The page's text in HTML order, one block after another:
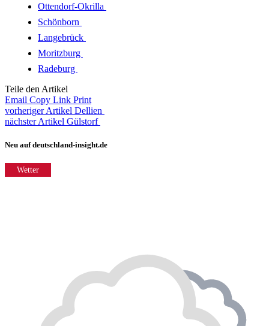
Ottendorf-Okrilla
Schönborn
Langebrück
Moritzburg
Radeburg
Teile den Artikel
Email Copy Link Print
vorheriger Artikel Dellien
nächster Artikel Gülstorf
Neu auf deutschland-insight.de
Wetter